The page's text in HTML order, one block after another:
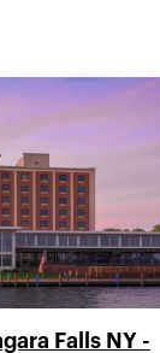
Falls NY -